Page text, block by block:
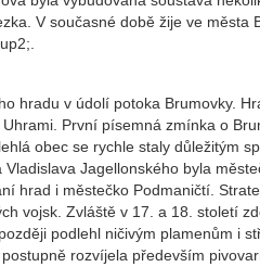
V současné době žije ve města
hradu v údolí potoka Brumovky.
První písemná zmínka o
obec se rychle staly důležitým
Jagellonského byla
hrad i městečko Podmaničtí.
vojsk. Zvláště v 17. a 18. století
podlehl ničivým plamenům i
rozvíjela především